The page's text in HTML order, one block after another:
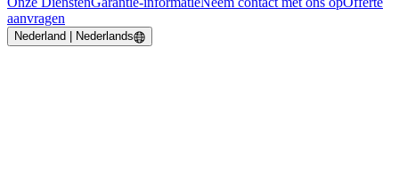
aanvragen
Nederland | Nederlands